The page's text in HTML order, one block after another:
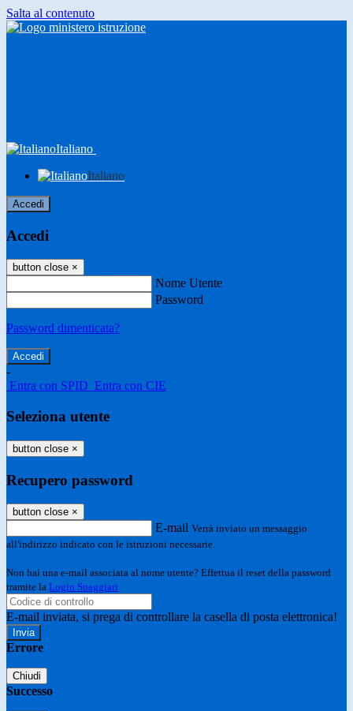
Salta al contenuto
Italiano
Italiano
Accedi
Accedi
button close ×
Nome Utente
Password
Password dimenticata?
-
Entra con SPID Entra con CIE
Seleziona utente
button close ×
Recupero password
button close ×
E-mail Verrà inviato un messaggio
all'indirizzo indicato con le istruzioni necessarie.
Non hai una e-mail associata al nome utente? Effettua il reset della password
tramite la Login Spaggiari
E-mail inviata, si prega di controllare la casella di posta elettronica!
Errore
Chiudi
Successo